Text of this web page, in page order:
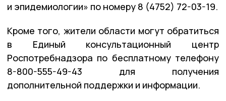
и эпидемиологии» по номеру 8 (4752) 72-03-19.
Кроме того, жители области могут обратиться
в Единый консультационный центр
Роспотребнадзора по бесплатному телефону
8-800-555-49-43 для получения
дополнительной поддержки и информации.